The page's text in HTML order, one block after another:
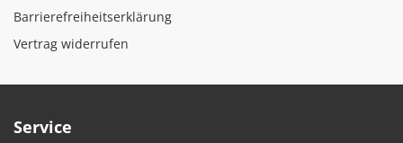
Barrierefreiheitserklärung
Vertrag widerrufen
Service